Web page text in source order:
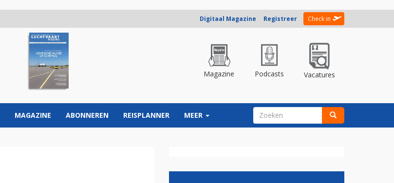
Digitaal Magazine Registreer Check in
Magazine Podcasts Vacatures
MAGAZINE ABONNEREN REISPLANNER MEER ZOEKVELD